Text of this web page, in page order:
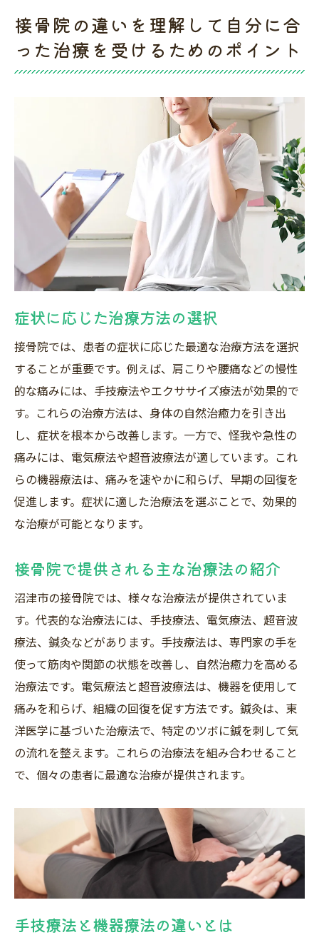
自分に合った接骨院の見極め方
健康維持に役立つ接骨院の選び方
最新の医療技術と接骨院の対応力
口コミと評判が示す技術力の信頼性
施術方法とその効果の違いを理解する
患者の声を参考にする重要性
治療計画の説明と技術力の関連性
沼津市の接骨院の選び方治療方法の違いを知ろ
う
沼津市の接骨院の特徴と利点
効果的な治療方法を選ぶポイント
専門治療と一般治療の違い
沼津市で評判の接骨院紹介
自分に合った接骨院を見つけるために確認する
べき点
初回カウンセリングの重要性
治療環境と設備のチェックポイント
施術内容と料金の透明性
スタッフの対応とコミュニケーション力
接骨院の治療方法を徹底解説自分に合った方法
を選ぼう
電気療法の特徴と効果
超音波療法の利用シーン
鍼灸治療の適用範囲
スポーツ選手におすすめの治療法
慢性的な痛みに対する治療選び
沼津市で最適な接骨院を見つけるための基本ガ
沼津市の接骨院のアクセス情報
各地域の接骨院の特色
評判の良い接骨院の見つけ方
治療前に確認すべきポイント
接骨院の違いを理解して自分に合
った治療を受けるためのポイント
症状に応じた治療方法の選択
接骨院では、患者の症状に応じた最適な治療方法を選択
することが重要です。例えば、肩こりや腰痛などの慢性
的な痛みには、手技療法やエクササイズ療法が効果的で
す。これらの治療方法は、身体の自然治癒力を引き出
し、症状を根本から改善します。一方で、怪我や急性の
痛みには、電気療法や超音波療法が適しています。これ
らの機器療法は、痛みを速やかに和らげ、早期の回復を
促進します。症状に適した治療法を選ぶことで、効果的
な治療が可能となります。
接骨院で提供される主な治療法の紹介
沼津市の接骨院では、様々な治療法が提供されていま
す。代表的な治療法には、手技療法、電気療法、超音波
療法、鍼灸などがあります。手技療法は、専門家の手を
使って筋肉や関節の状態を改善し、自然治癒力を高める
治療法です。電気療法と超音波療法は、機器を使用して
痛みを和らげ、組織の回復を促す方法です。鍼灸は、東
洋医学に基づいた治療法で、特定のツボに鍼を刺して気
の流れを整えます。これらの治療法を組み合わせること
で、個々の患者に最適な治療が提供されます。
手技療法と機器療法の違いとは